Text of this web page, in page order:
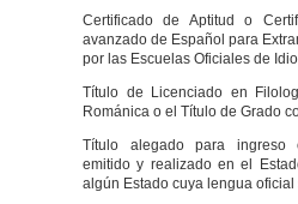
Certificado de Aptitud o
avanzado de Español para
por las Escuelas Oficiales de
Título de Licenciado en
Románica o el Título de Grado
Título alegado para ingreso
emitido y realizado en el
algún Estado cuya lengua